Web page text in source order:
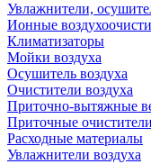
Увлажнители,
Ионные
Климатизаторы
Мойки воздуха
Осушитель воздуха
Очистители воздуха
Приточно-вытяжные
Приточные
Расходные материалы
Увлажнители воздуха